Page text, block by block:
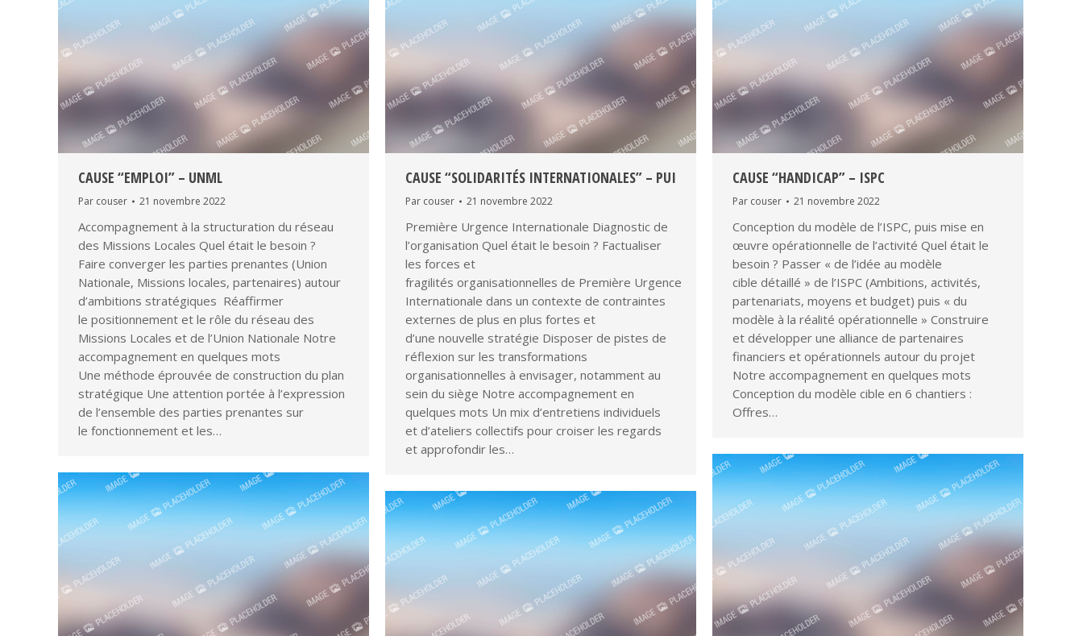
CAUSE “EMPLOI” – UNML
Par couser 21 novembre 2022
Accompagnement à la structuration du réseau
des Missions Locales Quel était le besoin ?
Faire converger les parties prenantes (Union
Nationale, Missions locales, partenaires) autour
d’ambitions stratégiques ​ Réaffirmer
le positionnement et le rôle du réseau ​des
Missions Locales et de l’Union Nationale Notre
accompagnement en quelques mots
Une méthode éprouvée de construction du plan
stratégique​ Une attention portée à l’expression
de l’ensemble des parties prenantes sur
le fonctionnement et les…
CAUSE “SOLIDARITÉS INTERNATIONALES” – PUI
Par couser 21 novembre 2022
Première Urgence Internationale Diagnostic de
l’organisation Quel était le besoin ? ​Factualiser
les forces et
fragilités organisationnelles de Première Urgence
Internationale dans un contexte de contraintes
externes de plus en plus fortes et
d’une nouvelle stratégie​ Disposer de pistes de
réflexion sur les transformations
organisationnelles à envisager, notamment au
sein du siège​ Notre accompagnement en
quelques mots Un mix d’entretiens individuels
et d’ateliers collectifs pour croiser les regards
et approfondir les…
CAUSE “HANDICAP” – ISPC
Par couser 21 novembre 2022
Conception du modèle de l’ISPC, puis mise en
œuvre opérationnelle de l’activité Quel était le
besoin ? ​Passer « de l’idée au modèle
cible détaillé » de l’ISPC (Ambitions, activités,
partenariats, moyens et budget) puis « du
modèle à la réalité opérationnelle » Construire
et développer une alliance de partenaires
financiers et opérationnels autour du projet​
Notre accompagnement en quelques mots
Conception du modèle cible en 6 chantiers :
Offres…